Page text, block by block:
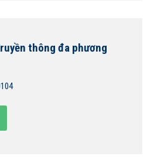
thông đa phương